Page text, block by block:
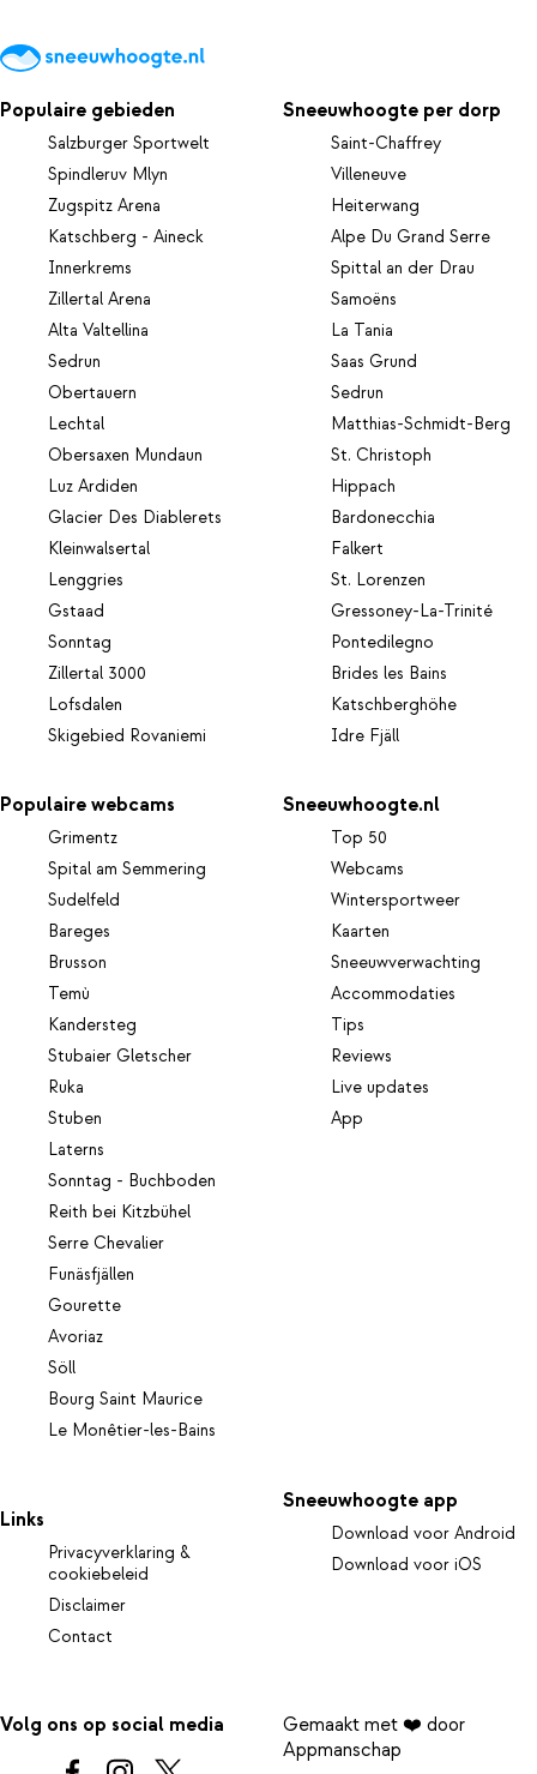
Populaire gebieden
Salzburger Sportwelt
Spindleruv Mlyn
Zugspitz Arena
Katschberg - Aineck
Innerkrems
Zillertal Arena
Alta Valtellina
Sedrun
Obertauern
Lechtal
Obersaxen Mundaun
Luz Ardiden
Glacier Des Diablerets
Kleinwalsertal
Lenggries
Gstaad
Sonntag
Zillertal 3000
Lofsdalen
Skigebied Rovaniemi
Sneeuwhoogte per dorp
Saint-Chaffrey
Villeneuve
Heiterwang
Alpe Du Grand Serre
Spittal an der Drau
Samoëns
La Tania
Saas Grund
Sedrun
Matthias-Schmidt-Berg
St. Christoph
Hippach
Bardonecchia
Falkert
St. Lorenzen
Gressoney-La-Trinité
Pontedilegno
Brides les Bains
Katschberghöhe
Idre Fjäll
Populaire webcams
Grimentz
Spital am Semmering
Sudelfeld
Bareges
Brusson
Temù
Kandersteg
Stubaier Gletscher
Ruka
Stuben
Laterns
Sonntag - Buchboden
Reith bei Kitzbühel
Serre Chevalier
Funäsfjällen
Gourette
Avoriaz
Söll
Bourg Saint Maurice
Le Monêtier-les-Bains
Sneeuwhoogte.nl
Top 50
Webcams
Wintersportweer
Kaarten
Sneeuwverwachting
Accommodaties
Tips
Reviews
Live updates
App
Links
Privacyverklaring &
cookiebeleid
Disclaimer
Contact
Sneeuwhoogte app
Download voor Android
Download voor iOS
Volg ons op social media
Gemaakt met ❤️ door
Appmanschap